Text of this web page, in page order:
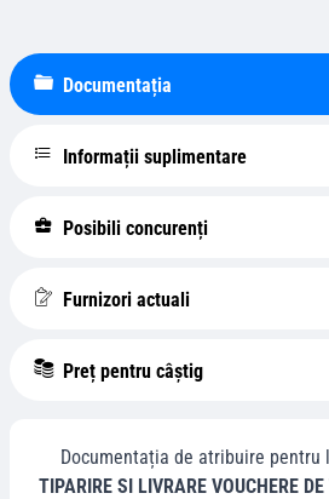
Documentația
Informații suplimentare
Posibili concurenți
Furnizori actuali
Preț pentru câștig
Documentația de atribuire pentru
TIPARIRE SI LIVRARE VOUCHERE